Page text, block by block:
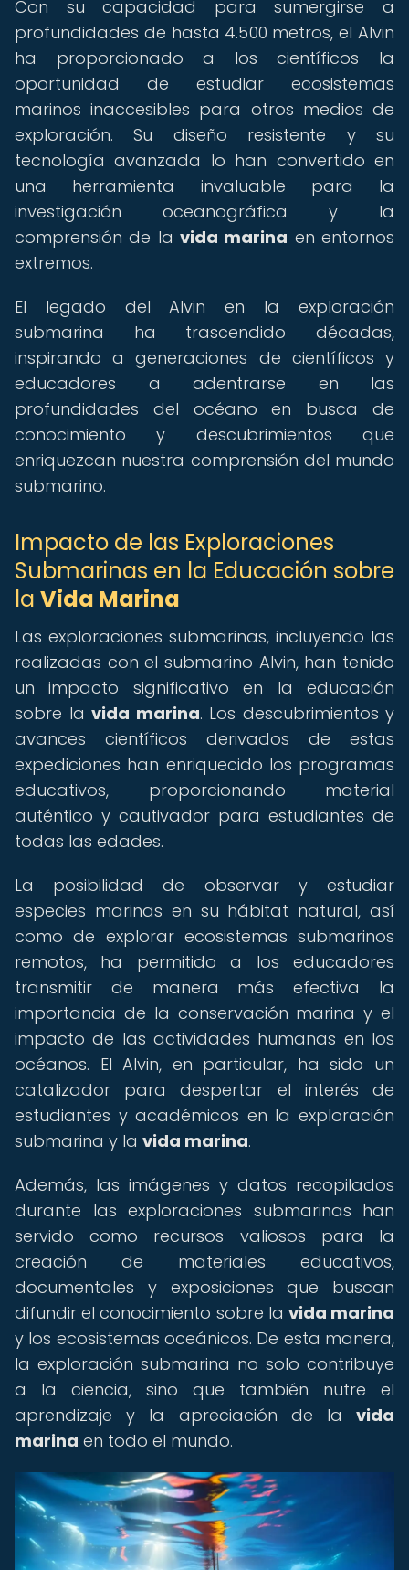
Con su capacidad para sumergirse a
profundidades de hasta 4.500 metros, el Alvin
ha proporcionado a los científicos la
oportunidad de estudiar ecosistemas
marinos inaccesibles para otros medios de
exploración. Su diseño resistente y su
tecnología avanzada lo han convertido en
una herramienta invaluable para la
investigación oceanográfica y la
comprensión de la vida marina en entornos
extremos.
El legado del Alvin en la exploración
submarina ha trascendido décadas,
inspirando a generaciones de científicos y
educadores a adentrarse en las
profundidades del océano en busca de
conocimiento y descubrimientos que
enriquezcan nuestra comprensión del mundo
submarino.
Impacto de las Exploraciones
Submarinas en la Educación sobre
la Vida Marina
Las exploraciones submarinas, incluyendo las
realizadas con el submarino Alvin, han tenido
un impacto significativo en la educación
sobre la vida marina. Los descubrimientos y
avances científicos derivados de estas
expediciones han enriquecido los programas
educativos, proporcionando material
auténtico y cautivador para estudiantes de
todas las edades.
La posibilidad de observar y estudiar
especies marinas en su hábitat natural, así
como de explorar ecosistemas submarinos
remotos, ha permitido a los educadores
transmitir de manera más efectiva la
importancia de la conservación marina y el
impacto de las actividades humanas en los
océanos. El Alvin, en particular, ha sido un
catalizador para despertar el interés de
estudiantes y académicos en la exploración
submarina y la vida marina.
Además, las imágenes y datos recopilados
durante las exploraciones submarinas han
servido como recursos valiosos para la
creación de materiales educativos,
documentales y exposiciones que buscan
difundir el conocimiento sobre la vida marina
y los ecosistemas oceánicos. De esta manera,
la exploración submarina no solo contribuye
a la ciencia, sino que también nutre el
aprendizaje y la apreciación de la vida
marina en todo el mundo.